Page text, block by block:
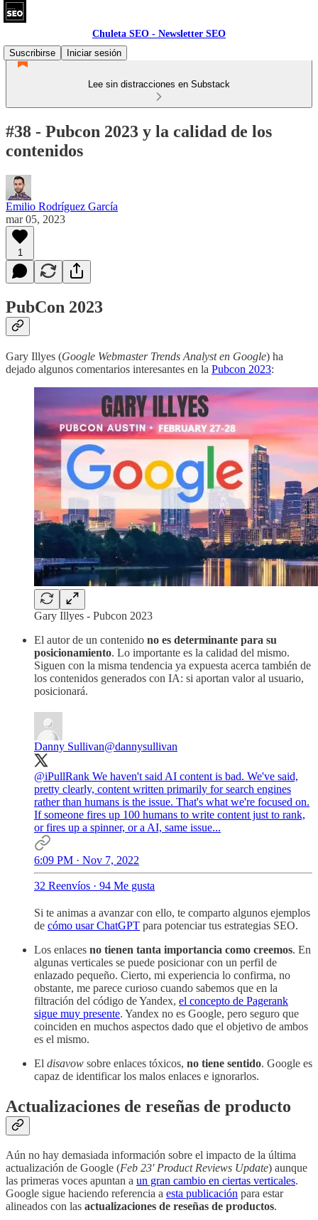
Chuleta SEO - Newsletter SEO
Suscribirse
Iniciar sesión
Lee sin distracciones en Substack
#38 - Pubcon 2023 y la calidad de los
contenidos
Emilio Rodríguez García
mar 05, 2023
1
PubCon 2023
Gary Illyes (Google Webmaster Trends Analyst en Google) ha
dejado algunos comentarios interesantes en la Pubcon 2023:
Gary Illyes - Pubcon 2023
El autor de un contenido no es determinante para su
posicionamiento. Lo importante es la calidad del mismo.
Siguen con la misma tendencia ya expuesta acerca también de
los contenidos generados con IA: si aportan valor al usuario,
posicionará.
Danny Sullivan@dannysullivan
@iPullRank We haven't said AI content is bad. We've said,
pretty clearly, content written primarily for search engines
rather than humans is the issue. That's what we're focused on.
If someone fires up 100 humans to write content just to rank,
or fires up a spinner, or a AI, same issue...
6:09 PM · Nov 7, 2022
32 Reenvíos · 94 Me gusta
Si te animas a avanzar con ello, te comparto algunos ejemplos
de cómo usar ChatGPT para potenciar tus estrategias SEO.
Los enlaces no tienen tanta importancia como creemos. En
algunas verticales se puede posicionar con un perfil de
enlazado pequeño. Cierto, mi experiencia lo confirma, no
obstante, me parece curioso cuando sabemos que en la
filtración del código de Yandex, el concepto de Pagerank
sigue muy presente. Yandex no es Google, pero seguro que
coinciden en muchos aspectos dado que el objetivo de ambos
es el mismo.
El disavow sobre enlaces tóxicos, no tiene sentido. Google es
capaz de identificar los malos enlaces e ignorarlos.
Actualizaciones de reseñas de producto
Aún no hay demasiada información sobre el impacto de la última
actualización de Google (Feb 23' Product Reviews Update) aunque
las primeras voces apuntan a un gran cambio en ciertas verticales.
Google sigue haciendo referencia a esta publicación para estar
alineados con las actualizaciones de reseñas de productos.